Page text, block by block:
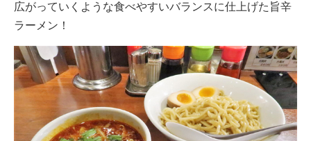
広がっていくような食べやすいバランスに仕上げた旨辛
ラーメン！